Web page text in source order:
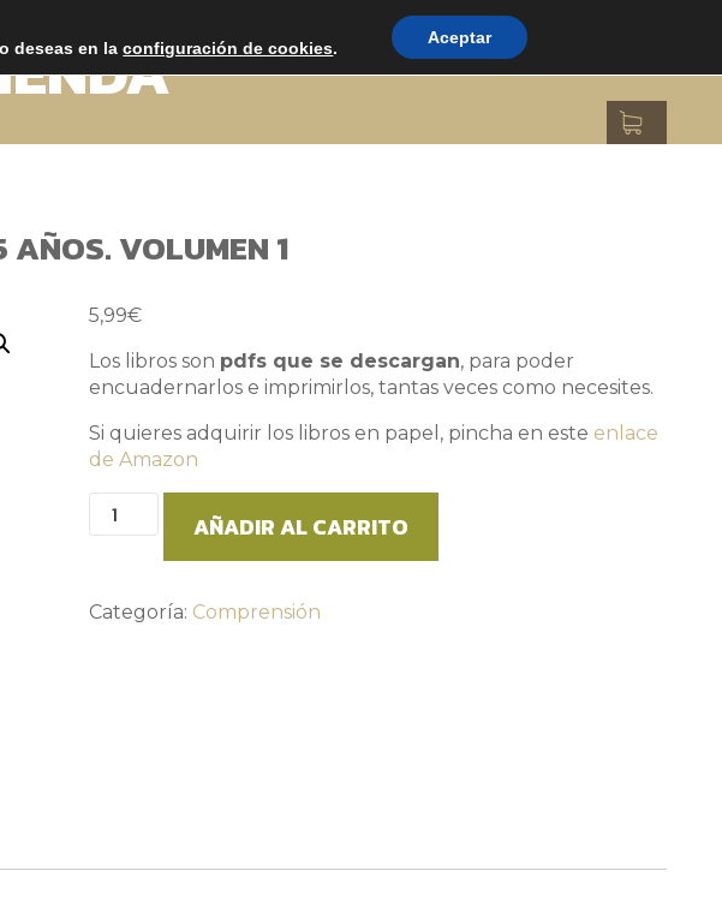
AÑOS. VOLUMEN 1
5,99€
Los libros son pdfs que se descargan, para poder
encuadernarlos e imprimirlos, tantas veces como necesites.
Si quieres adquirir los libros en papel, pincha en este enlace
de Amazon
Libro
de
Comprensión.
5
AÑADIR AL CARRITO
Categoría: Comprensión
deseas en laconfiguración de cookies.
Aceptar